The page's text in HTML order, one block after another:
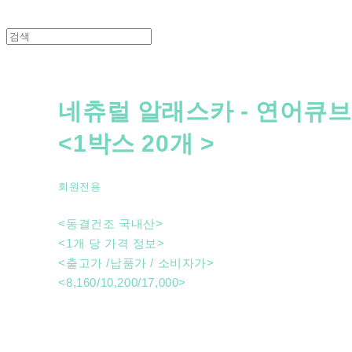
네츄럴 알래스카 - 연어큐
<1박스 20개 >
회원전용
<동결건조 국내산>
<1개 당 가격 정보>
<출고가 /납품가 / 소비자가>
<8,160/10,200/17,000>